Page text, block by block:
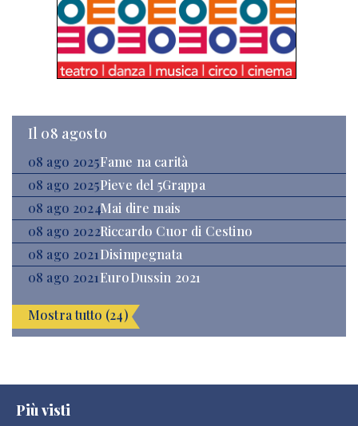
Il 08 agosto
08 ago 2025Fame na carità
08 ago 2025Pieve del 5Grappa
08 ago 2024Mai dire mais
08 ago 2022Riccardo Cuor di Cestino
08 ago 2021Disimpegnata
08 ago 2021EuroDussin 2021
Mostra tutto (24)
Più visti